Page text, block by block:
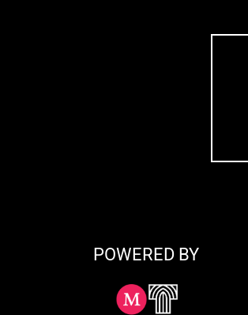
POWERED BY